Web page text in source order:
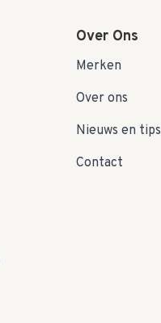
Over Ons
Merken
Over ons
Nieuws en tips
Contact